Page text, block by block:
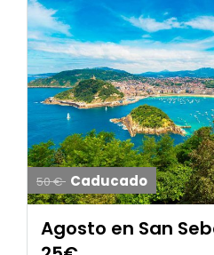
50 € Caducado
Agosto en San